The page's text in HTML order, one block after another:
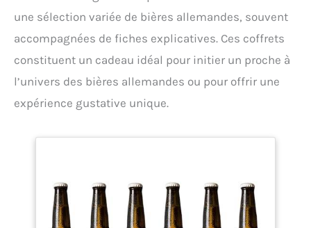
une sélection variée de bières allemandes, souvent
accompagnées de fiches explicatives. Ces coffrets
constituent un cadeau idéal pour initier un proche à
l’univers des bières allemandes ou pour offrir une
expérience gustative unique.